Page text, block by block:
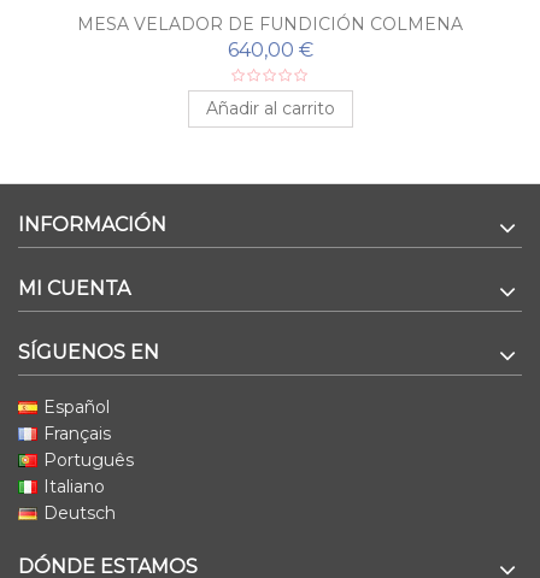
MESA VELADOR DE FUNDICIÓN COLMENA
640,00 €
Añadir al carrito
INFORMACIÓN
MI CUENTA
SÍGUENOS EN
Español
Français
Português
Italiano
Deutsch
DÓNDE ESTAMOS